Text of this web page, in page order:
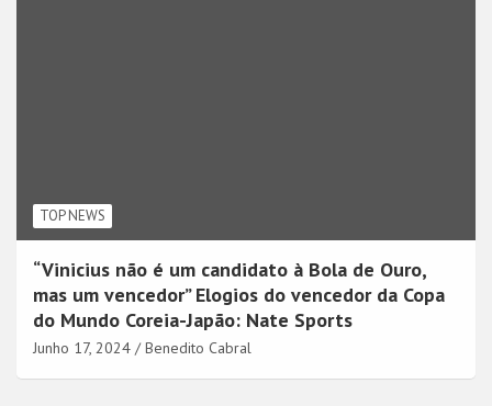
TOP NEWS
“Vinicius não é um candidato à Bola de Ouro,
mas um vencedor” Elogios do vencedor da Copa
do Mundo Coreia-Japão: Nate Sports
Junho 17, 2024 Benedito Cabral